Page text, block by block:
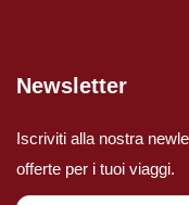
Newsletter
Iscriviti alla nostra
offerte per i tuoi viaggi.